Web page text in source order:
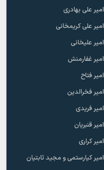
امیر علی بهادری
امیر علی کریمخانی
امیر علیخانی
امیر غفارمنش
امیر فتاح
امیر فخرالدین
امیر فریدی
امیر قنبریان
امیر کراری
امیر کیارستمی و مجید ثابتیان